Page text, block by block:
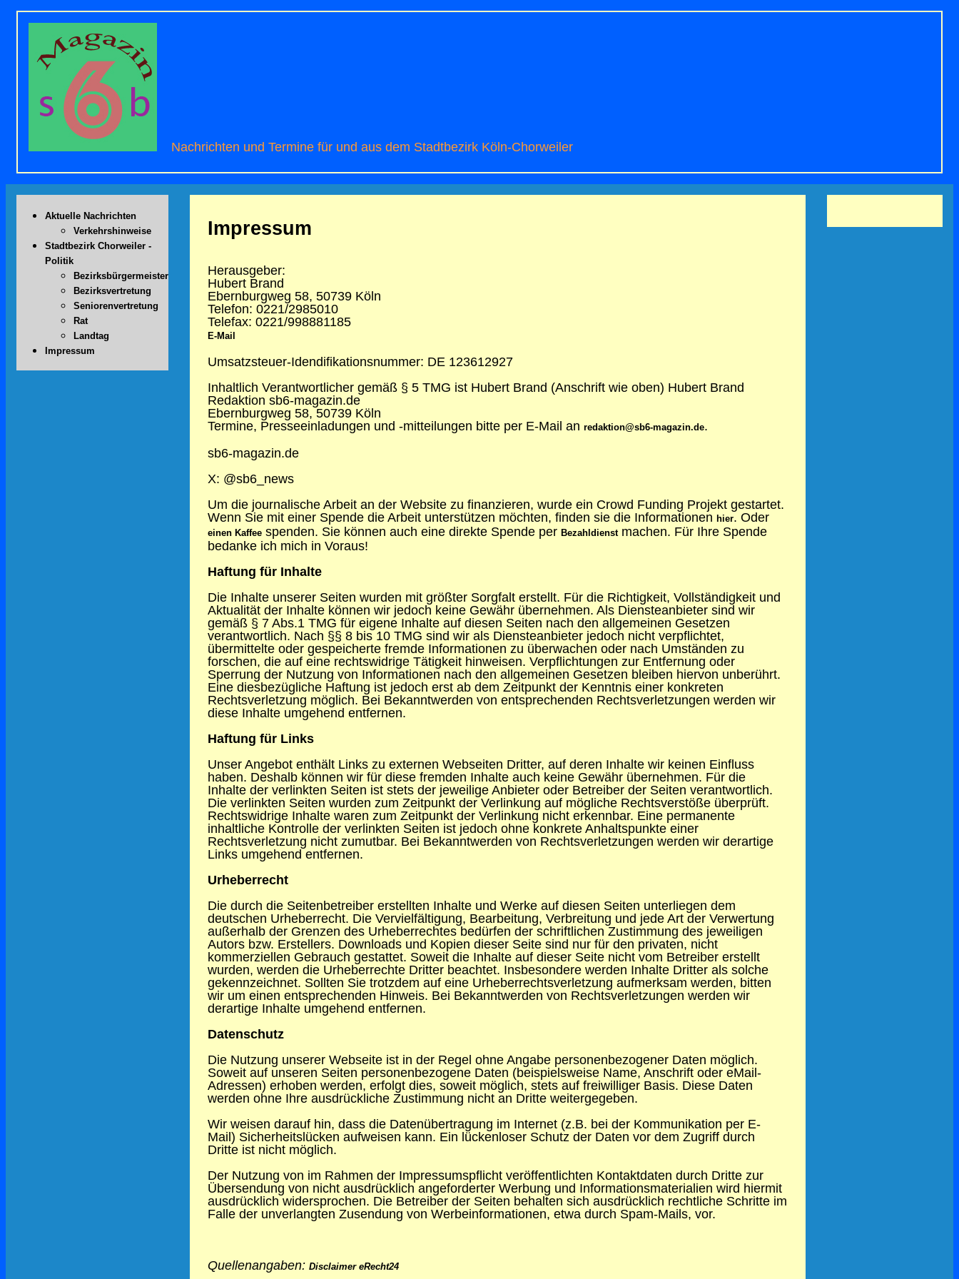
Nachrichten und Termine für und aus dem Stadtbezirk Köln-Chorweiler
Aktuelle Nachrichten
Verkehrshinweise
Stadtbezirk Chorweiler -
Politik
Bezirksbürgermeister
Bezirksvertretung
Seniorenvertretung
Rat
Landtag
Impressum
Impressum
Herausgeber:
Hubert Brand
Ebernburgweg 58, 50739 Köln
Telefon: 0221/2985010
Telefax: 0221/998881185
E-Mail
Umsatzsteuer-Idendifikationsnummer: DE 123612927
Inhaltlich Verantwortlicher gemäß § 5 TMG ist Hubert Brand (Anschrift wie oben) Hubert Brand
Redaktion sb6-magazin.de
Ebernburgweg 58, 50739 Köln
Termine, Presseeinladungen und -mitteilungen bitte per E-Mail an redaktion@sb6-magazin.de.
sb6-magazin.de
X: @sb6_news
Um die journalische Arbeit an der Website zu finanzieren, wurde ein Crowd Funding Projekt gestartet.
Wenn Sie mit einer Spende die Arbeit unterstützen möchten, finden sie die Informationen hier. Oder
einen Kaffee spenden. Sie können auch eine direkte Spende per Bezahldienstmachen. Für Ihre Spende
bedanke ich mich in Voraus!
Haftung für Inhalte
Die Inhalte unserer Seiten wurden mit größter Sorgfalt erstellt. Für die Richtigkeit, Vollständigkeit und
Aktualität der Inhalte können wir jedoch keine Gewähr übernehmen. Als Diensteanbieter sind wir
gemäß § 7 Abs.1 TMG für eigene Inhalte auf diesen Seiten nach den allgemeinen Gesetzen
verantwortlich. Nach §§ 8 bis 10 TMG sind wir als Diensteanbieter jedoch nicht verpflichtet,
übermittelte oder gespeicherte fremde Informationen zu überwachen oder nach Umständen zu
forschen, die auf eine rechtswidrige Tätigkeit hinweisen. Verpflichtungen zur Entfernung oder
Sperrung der Nutzung von Informationen nach den allgemeinen Gesetzen bleiben hiervon unberührt.
Eine diesbezügliche Haftung ist jedoch erst ab dem Zeitpunkt der Kenntnis einer konkreten
Rechtsverletzung möglich. Bei Bekanntwerden von entsprechenden Rechtsverletzungen werden wir
diese Inhalte umgehend entfernen.
Haftung für Links
Unser Angebot enthält Links zu externen Webseiten Dritter, auf deren Inhalte wir keinen Einfluss
haben. Deshalb können wir für diese fremden Inhalte auch keine Gewähr übernehmen. Für die
Inhalte der verlinkten Seiten ist stets der jeweilige Anbieter oder Betreiber der Seiten verantwortlich.
Die verlinkten Seiten wurden zum Zeitpunkt der Verlinkung auf mögliche Rechtsverstöße überprüft.
Rechtswidrige Inhalte waren zum Zeitpunkt der Verlinkung nicht erkennbar. Eine permanente
inhaltliche Kontrolle der verlinkten Seiten ist jedoch ohne konkrete Anhaltspunkte einer
Rechtsverletzung nicht zumutbar. Bei Bekanntwerden von Rechtsverletzungen werden wir derartige
Links umgehend entfernen.
Urheberrecht
Die durch die Seitenbetreiber erstellten Inhalte und Werke auf diesen Seiten unterliegen dem
deutschen Urheberrecht. Die Vervielfältigung, Bearbeitung, Verbreitung und jede Art der Verwertung
außerhalb der Grenzen des Urheberrechtes bedürfen der schriftlichen Zustimmung des jeweiligen
Autors bzw. Erstellers. Downloads und Kopien dieser Seite sind nur für den privaten, nicht
kommerziellen Gebrauch gestattet. Soweit die Inhalte auf dieser Seite nicht vom Betreiber erstellt
wurden, werden die Urheberrechte Dritter beachtet. Insbesondere werden Inhalte Dritter als solche
gekennzeichnet. Sollten Sie trotzdem auf eine Urheberrechtsverletzung aufmerksam werden, bitten
wir um einen entsprechenden Hinweis. Bei Bekanntwerden von Rechtsverletzungen werden wir
derartige Inhalte umgehend entfernen.
Datenschutz
Die Nutzung unserer Webseite ist in der Regel ohne Angabe personenbezogener Daten möglich.
Soweit auf unseren Seiten personenbezogene Daten (beispielsweise Name, Anschrift oder eMail-
Adressen) erhoben werden, erfolgt dies, soweit möglich, stets auf freiwilliger Basis. Diese Daten
werden ohne Ihre ausdrückliche Zustimmung nicht an Dritte weitergegeben.
Wir weisen darauf hin, dass die Datenübertragung im Internet (z.B. bei der Kommunikation per E-
Mail) Sicherheitslücken aufweisen kann. Ein lückenloser Schutz der Daten vor dem Zugriff durch
Dritte ist nicht möglich.
Der Nutzung von im Rahmen der Impressumspflicht veröffentlichten Kontaktdaten durch Dritte zur
Übersendung von nicht ausdrücklich angeforderter Werbung und Informationsmaterialien wird hiermit
ausdrücklich widersprochen. Die Betreiber der Seiten behalten sich ausdrücklich rechtliche Schritte im
Falle der unverlangten Zusendung von Werbeinformationen, etwa durch Spam-Mails, vor.
Quellenangaben: Disclaimer eRecht24